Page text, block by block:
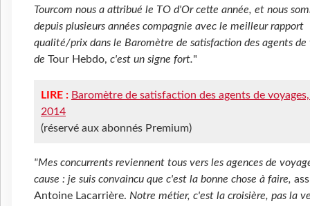
Tourcom nous a attribué le TO d'Or cette année, et nous
depuis plusieurs années compagnie avec le meilleur rapport
qualité/prix dans le Baromètre de satisfaction des agents de
de Tour Hebdo, c'est un signe fort."
LIRE : Baromètre de satisfaction des agents de
2014
(réservé aux abonnés Premium)
"Mes concurrents reviennent tous vers les agences de
cause : je suis convaincu que c'est la bonne chose à faire,
Antoine Lacarrière. Notre métier, c'est la croisière, pas la